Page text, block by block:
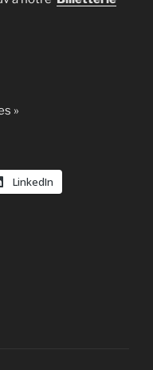
»
LinkedIn